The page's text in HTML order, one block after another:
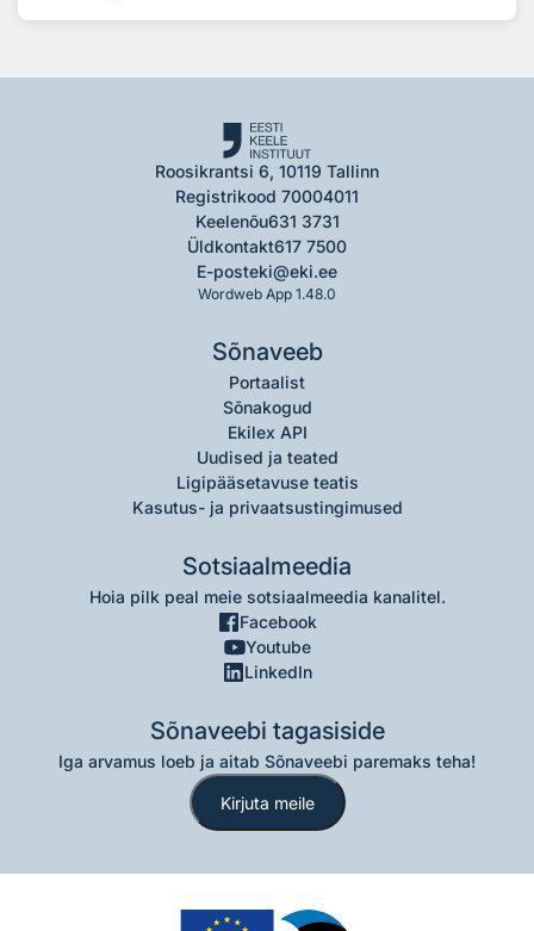
Roosikrantsi 6, 10119 Tallinn
Registrikood 70004011
Keelenõu631 3731
Üldkontakt617 7500
E-posteki@eki.ee
Wordweb App 1.48.0
Sõnaveeb
Portaalist
Sõnakogud
Ekilex API
Uudised ja teated
Ligipääsetavuse teatis
Kasutus- ja privaatsustingimused
Sotsiaalmeedia
Hoia pilk peal meie sotsiaalmeedia kanalitel.
Facebook
Youtube
LinkedIn
Sõnaveebi tagasiside
Iga arvamus loeb ja aitab Sõnaveebi paremaks teha!
Kirjuta meile